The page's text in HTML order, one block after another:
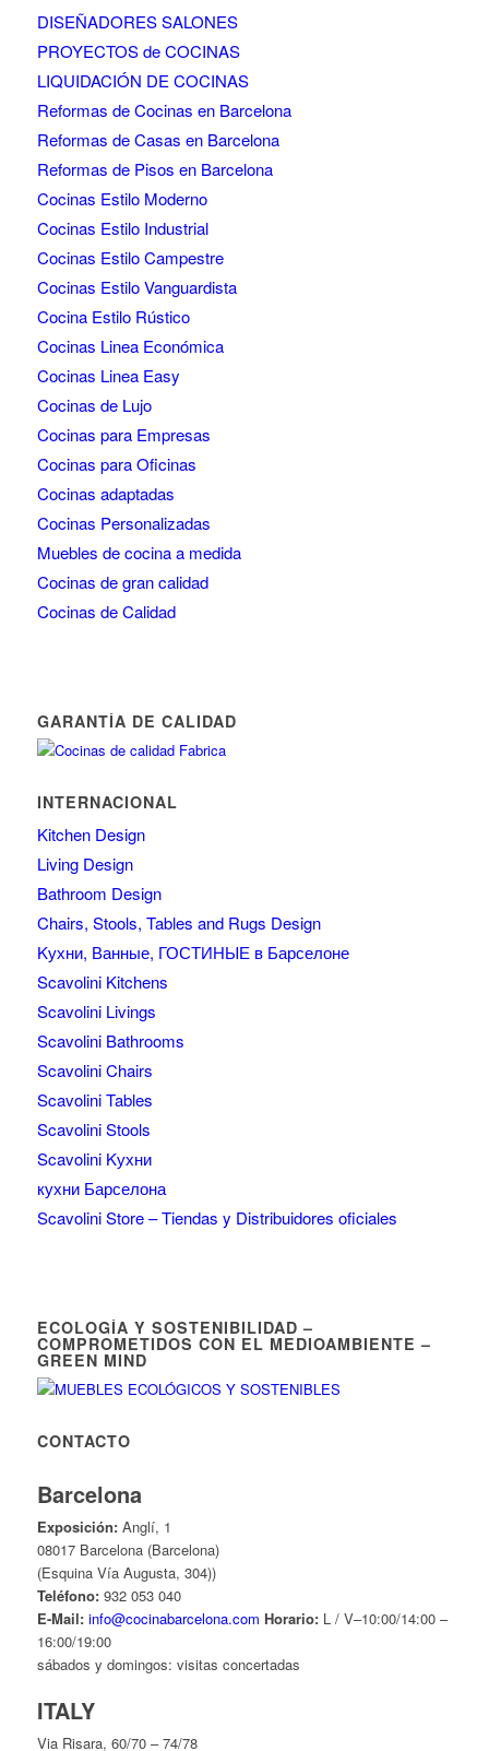
DISEÑADORES SALONES
PROYECTOS de COCINAS
LIQUIDACIÓN DE COCINAS
Reformas de Cocinas en Barcelona
Reformas de Casas en Barcelona
Reformas de Pisos en Barcelona
Cocinas Estilo Moderno
Cocinas Estilo Industrial
Cocinas Estilo Campestre
Cocinas Estilo Vanguardista
Cocina Estilo Rústico
Cocinas Linea Económica
Cocinas Linea Easy
Cocinas de Lujo
Cocinas para Empresas
Cocinas para Oficinas
Cocinas adaptadas
Cocinas Personalizadas
Muebles de cocina a medida
Cocinas de gran calidad
Cocinas de Calidad
GARANTÍA DE CALIDAD
INTERNACIONAL
Kitchen Design
Living Design
Bathroom Design
Chairs, Stools, Tables and Rugs Design
Kухни, Ванные, ГОСТИНЫЕ в Барселоне
Scavolini Kitchens
Scavolini Livings
Scavolini Bathrooms
Scavolini Chairs
Scavolini Tables
Scavolini Stools
Scavolini Kухни
кухни Барселона
Scavolini Store – Tiendas y Distribuidores oficiales
ECOLOGÍA Y SOSTENIBILIDAD –
COMPROMETIDOS CON EL MEDIOAMBIENTE –
GREEN MIND
CONTACTO
Barcelona
Exposición:Anglí, 1
08017 Barcelona (Barcelona)
(Esquina Vía Augusta, 304))
Teléfono:932 053 040
E-Mail: info@cocinabarcelona.com Horario:L / V–10:00/14:00 –
16:00/19:00
sábados y domingos: visitas concertadas
ITALY
Via Risara, 60/70 – 74/78